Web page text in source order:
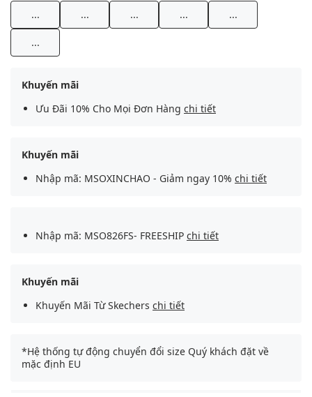
... ... ... ... ...
...
Khuyến mãi
Ưu Đãi 10% Cho Mọi Đơn Hàng chi tiết
Khuyến mãi
Nhập mã: MSOXINCHAO - Giảm ngay 10% chi tiết
Nhập mã: MSO826FS- FREESHIP chi tiết
Khuyến mãi
Khuyến Mãi Từ Skechers chi tiết
*Hệ thống tự động chuyển đổi size Quý khách đặt về
mặc định EU